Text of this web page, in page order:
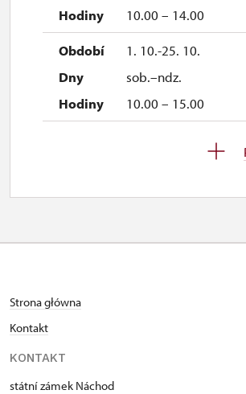
10.00 – 14.00
1. 10.-25. 10.
sob.–ndz.
10.00 – 15.00
Strona główna
Kontakt
KONTAKT
státní zámek Náchod